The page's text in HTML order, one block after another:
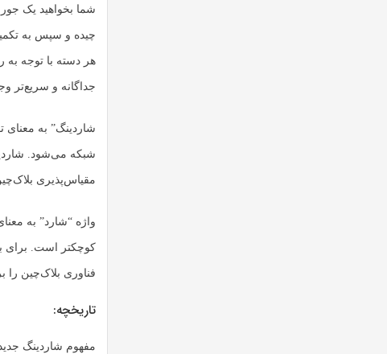
چیده و سپس به
هر دسته با توجه به
جداگانه و سریع‌تر
شاردینگ” به
شبکه می‌شود.
مقیاس‌پذیری
واژه “شارد” به
کوچکتر است. برای
فناوری بلاک‌چین
تاریخچه: